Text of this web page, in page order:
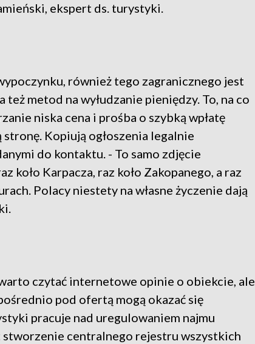
ekspert ds. turystyki.
również tego zagranicznego jest
metod na wyłudzanie pieniędzy. To, na co
niska cena i prośba o szybką wpłatę
Kopiują ogłoszenia legalnie
do kontaktu. - To samo zdjęcie
koło Karpacza, raz koło Zakopanego, a raz
Polacy niestety na własne życzenie dają
czytać internetowe opinie o obiekcie, ale
pod ofertą mogą okazać się
pracuje nad uregulowaniem najmu
centralnego rejestru wszystkich